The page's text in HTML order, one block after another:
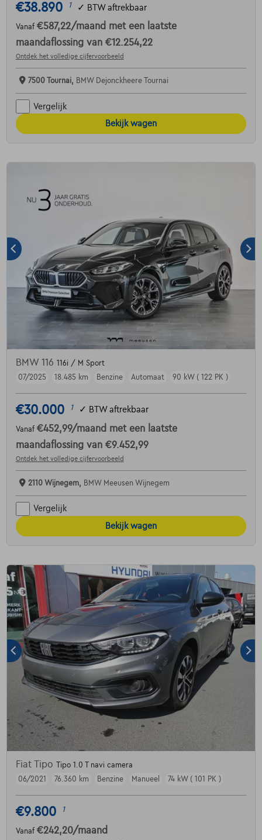
€38.890 1 ✓ BTW aftrekbaar
Vanaf €587,22/maand met een laatste
maandaflossing van €12.254,22
Ontdek het volledige cijfervoorbeeld
7500 Tournai, BMW Dejonckheere Tournai
Vergelijk
Bekijk wagen
BMW 116 116i / M Sport
07/2025
18.485 km Benzine Automaat 90 kW ( 122 PK )
€30.000 1 ✓ BTW aftrekbaar
Vanaf €452,99/maand met een laatste
maandaflossing van €9.452,99
Ontdek het volledige cijfervoorbeeld
2110 Wijnegem, BMW Meeusen Wijnegem
Vergelijk
Bekijk wagen
Fiat Tipo
Tipo 1.0 T navi camera
06/2021
76.360 km Benzine Manueel 74 kW ( 101 PK )
€9.800 1
Vanaf €242,20/maand